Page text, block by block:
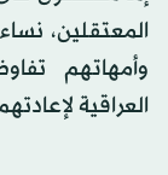
المعتقلين،
وأمهاتهم
العراقية